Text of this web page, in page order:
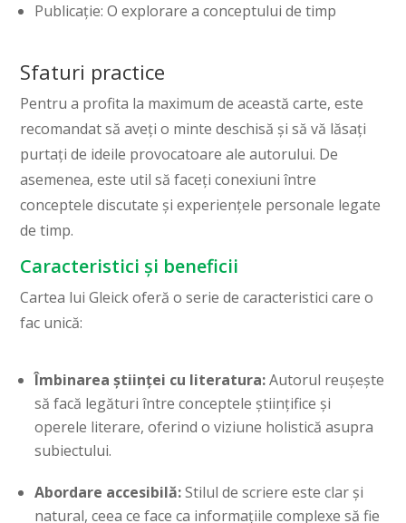
Publicație: O explorare a conceptului de timp
Sfaturi practice
Pentru a profita la maximum de această carte, este
recomandat să aveți o minte deschisă și să vă lăsați
purtați de ideile provocatoare ale autorului. De
asemenea, este util să faceți conexiuni între
conceptele discutate și experiențele personale legate
de timp.
Caracteristici și beneficii
Cartea lui Gleick oferă o serie de caracteristici care o
fac unică:
Îmbinarea științei cu literatura:Autorul reușește
să facă legături între conceptele științifice și
operele literare, oferind o viziune holistică asupra
subiectului.
Abordare accesibilă:Stilul de scriere este clar și
natural, ceea ce face ca informațiile complexe să fie